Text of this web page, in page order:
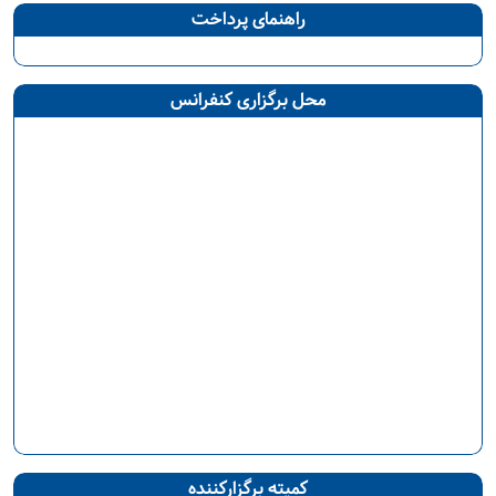
راهنمای پرداخت
محل برگزاری کنفرانس
کمیته برگزارکننده